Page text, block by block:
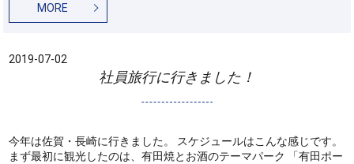
MORE
2019-07-02
社員旅行に行きました！
今年は佐賀・長崎に行きました。 スケジュールはこんな感じです。
まず最初に観光したのは、有田焼とお酒のテーマパーク 「有田ポー